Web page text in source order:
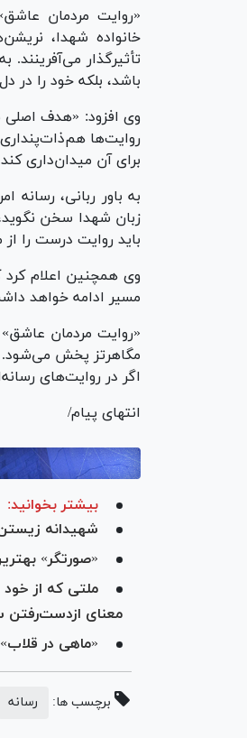
«روایت مردمان
خانواده شهدا،
تأثیرگذار
باشد، بلکه خود را
وی افزود: «هدف اصلی
روایت‌ها
برای آن میدان‌داری
به باور ربانی،
زبان شهدا سخن
باید روایت درست را
وی همچنین اعلام کرد
مسیر ادامه خواهد
مگاهرتز پخش می‌شود.
اگر در روایت‌های
انتهای پیام/
بیشتر بخوانید:
شهیدانه
«صورتگر»
ملتی که از
معنای ازدست‌رفتن
«ماهی در
برچسب ها: رسانه